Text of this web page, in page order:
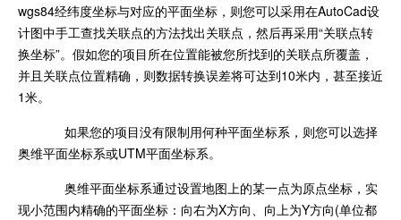
wgs84经纬度坐标与对应的平面坐标，则您可以采用在AutoCad设
计图中手工查找关联点的方法找出关联点，然后再采用“关联点转
换坐标”。假如您的项目所在位置能被您所找到的关联点所覆盖，
并且关联点位置精确，则数据转换误差将可达到10米内，甚至接近
1米。
如果您的项目没有限制用何种平面坐标系，则您可以选择
奥维平面坐标系或UTM平面坐标系。
奥维平面坐标系通过设置地图上的某一点为原点坐标，实
现小范围内精确的平面坐标：向右为X方向、向上为Y方向(单位都